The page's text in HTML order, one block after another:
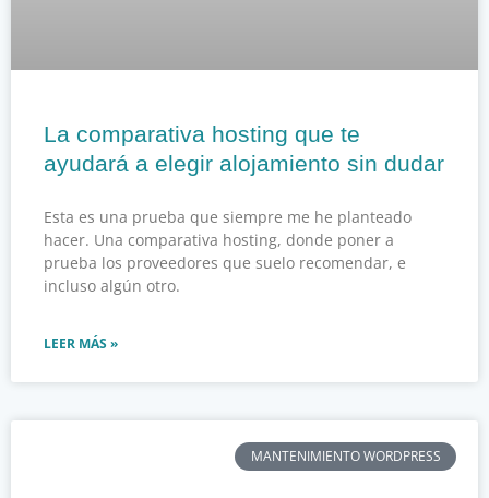
La comparativa hosting que te
ayudará a elegir alojamiento sin dudar
Esta es una prueba que siempre me he planteado
hacer. Una comparativa hosting, donde poner a
prueba los proveedores que suelo recomendar, e
incluso algún otro.
LEER MÁS »
MANTENIMIENTO WORDPRESS